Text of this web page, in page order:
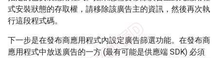
式安裝狀態的存取權，請移除該廣告主的資訊，然後再次執
行這段程式碼。
下一步是在發布商應用程式內設定廣告篩選功能。在發布商
應用程式中放送廣告的一方 (最有可能是供應端 SDK) 必須